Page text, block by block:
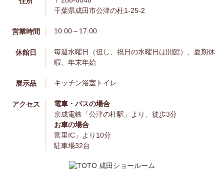
アクセス
電車・バスの場合
千葉都市モノレール「天台駅」より、徒歩1分
このショールームを予約
TOTO 成田ショールーム
〒286-0048
千葉県成田市公津の杜1-25-2
10:00～17:00